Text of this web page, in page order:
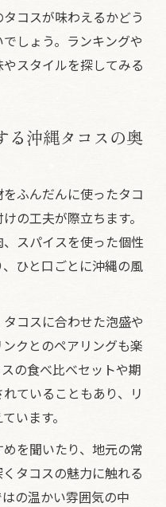
相性を知るポイント
き出す居酒屋利用術
コスが味わえるかどう
しょう。ランキングや
スタイルを探してみる
る沖縄タコスの奥
ふんだんに使ったタコ
の工夫が際立ちます。
スパイスを使った個性
ひと口ごとに沖縄の風
コスに合わせた泡盛や
クとのペアリングも楽
の食べ比べセットや期
ていることもあり、リ
います。
を聞いたり、地元の常
タコスの魅力に触れる
の温かい雰囲気の中